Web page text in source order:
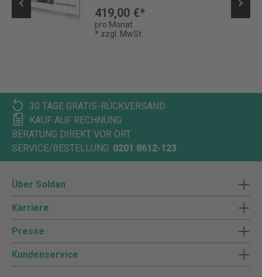
419,00 €*
pro Monat
* zzgl. MwSt.
30 TAGE GRATIS-RÜCKVERSAND
KAUF AUF RECHNUNG
BERATUNG DIREKT VOR ORT
SERVICE/BESTELLUNG: 0201 8612-123
Über Soldan
Karriere
Presse
Kundenservice